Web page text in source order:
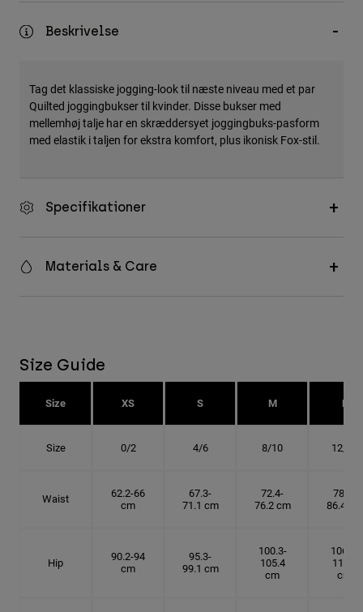
Hats & Caps
Se alle
Beskrivelse
Tag det klassiske jogging-look til næste niveau med et par
Quilted joggingbukser til kvinder. Disse bukser med
mellemhøj talje har en skræddersyet joggingbuks-pasform
med elastik i taljen for ekstra komfort, plus ikonisk Fox-stil.
Specifikationer
Materials & Care
Size Guide
Size XS S M L
Size 0/2 4/6 8/10 12/14
Waist
62.2-66
cm
67.3-
71.1 cm
72.4-
76.2 cm
78.7-
86.4 cm
Hip
90.2-94
cm
95.3-
99.1 cm
100.3-
105.4
cm
106.7-
114.3
cm